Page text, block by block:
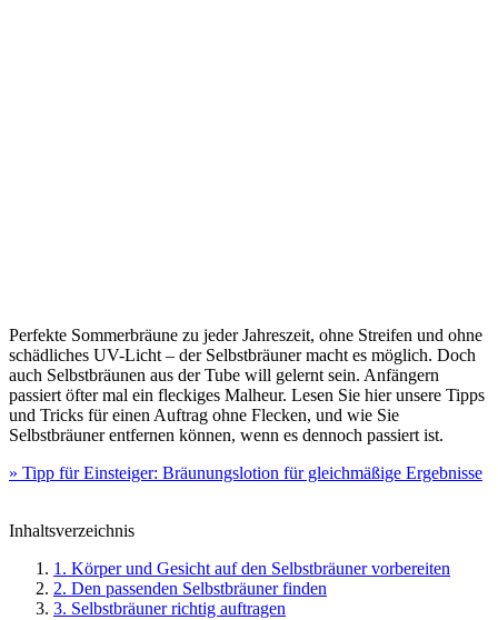
Perfekte Sommerbräune zu jeder Jahreszeit, ohne Streifen und ohne
schädliches UV-Licht – der Selbstbräuner macht es möglich. Doch
auch Selbstbräunen aus der Tube will gelernt sein. Anfängern
passiert öfter mal ein fleckiges Malheur. Lesen Sie hier unsere Tipps
und Tricks für einen Auftrag ohne Flecken, und wie Sie
Selbstbräuner entfernen können, wenn es dennoch passiert ist.
» Tipp für Einsteiger: Bräunungslotion für gleichmäßige Ergebnisse
Inhaltsverzeichnis
1. Körper und Gesicht auf den Selbstbräuner vorbereiten
2. Den passenden Selbstbräuner finden
3. Selbstbräuner richtig auftragen